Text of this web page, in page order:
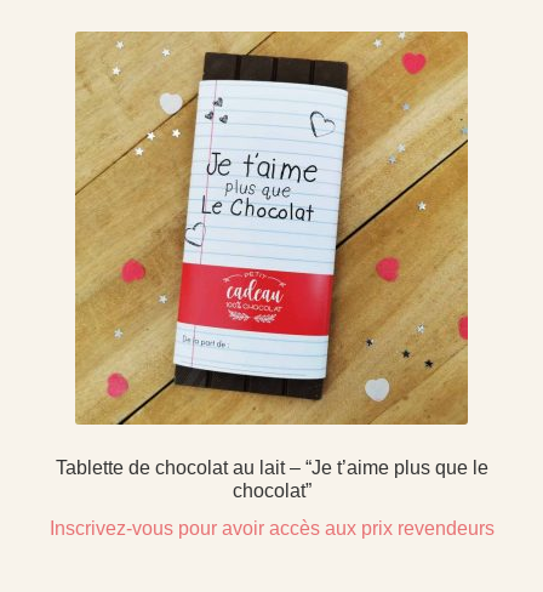
Tablette de chocolat au lait – “Je t’aime plus que le
chocolat”
Inscrivez-vous pour avoir accès aux prix revendeurs